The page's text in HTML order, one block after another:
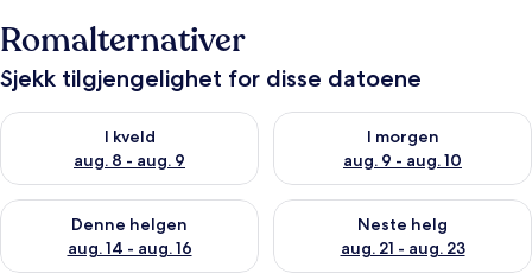
Romalternativer
Sjekk tilgjengelighet for disse datoene
I kveld
aug. 8 - aug. 9
Sjekk tilgjengelighet for i kveld, aug. 8 - aug. 9
I morgen
aug. 9 - aug. 10
Sjekk tilgjengelighet for i
Denne helgen
aug. 14 - aug. 16
Sjekk tilgjengelighet for denne helgen, aug. 14 - aug. 16
Neste helg
aug. 21 - aug. 23
Sjekk tilgjengelighet for